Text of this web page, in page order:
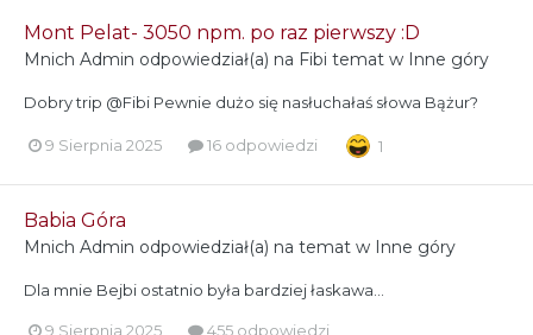
Mont Pelat- 3050 npm. po raz pierwszy :D
Mnich Admin odpowiedział(a) na Fibi temat w Inne góry
Dobry trip @Fibi Pewnie dużo się nasłuchałaś słowa Bążur?
9 Sierpnia 2025 16 odpowiedzi 1
Babia Góra
Mnich Admin odpowiedział(a) na temat w Inne góry
Dla mnie Bejbi ostatnio była bardziej łaskawa...
9 Sierpnia 2025 455 odpowiedzi